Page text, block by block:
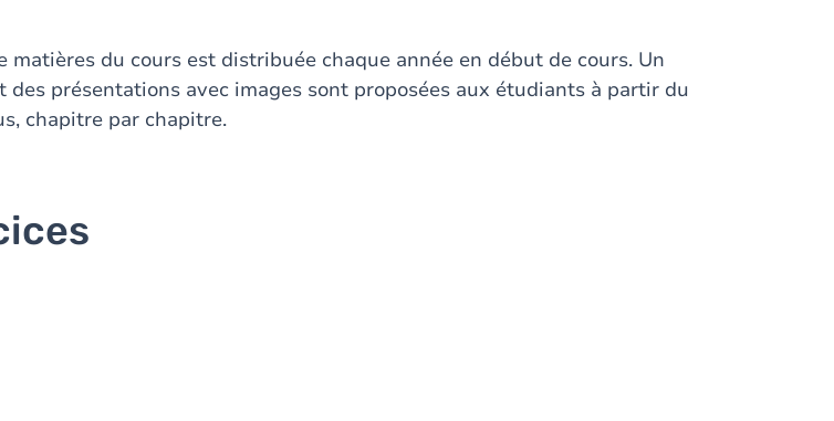
matières du cours est distribuée chaque année en début de cours. Un
des présentations avec images sont proposées aux étudiants à partir du
chapitre par chapitre.